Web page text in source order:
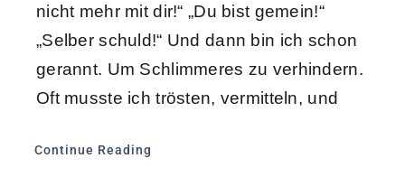
nicht mehr mit dir!“ „Du bist gemein!“
„Selber schuld!“ Und dann bin ich schon
gerannt. Um Schlimmeres zu verhindern.
Oft musste ich trösten, vermitteln, und
Continue Reading